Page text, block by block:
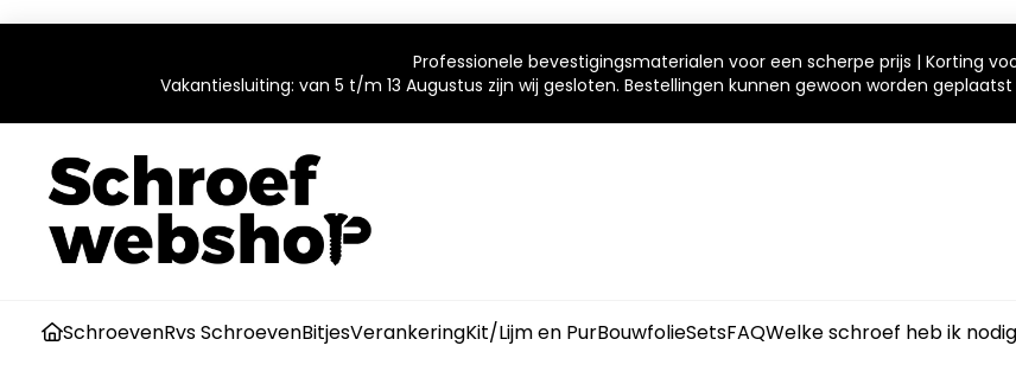
Professionele bevestigingsmaterialen voor een scherpe prijs | Korting
Vakantiesluiting: van 5 t/m 13 Augustus zijn wij gesloten. Bestellingen kunnen gewoon worden
SchroevenRvs SchroevenBitjesVerankeringKit/Lijm en PurBouwfolieSetsFAQWelke schroef heb ik